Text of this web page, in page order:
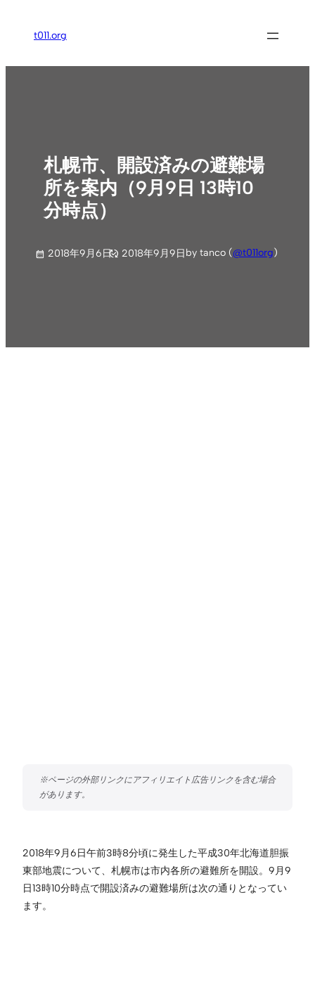
ス
t011.org
札幌市、開設済みの避難場
所を案内（9月9日 13時10
分時点）
2018年9月6日 2018年9月9日by tanco (@t011org)
2018年9月6日午前3時8分頃に発生した平成30年北海道胆振
東部地震について、札幌市は市内各所の避難所を開設。9月9
日13時10分時点で開設済みの避難場所は次の通りとなってい
ます。